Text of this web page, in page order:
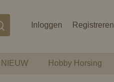
Inloggen Registreren
NIEUW Hobby Horsing